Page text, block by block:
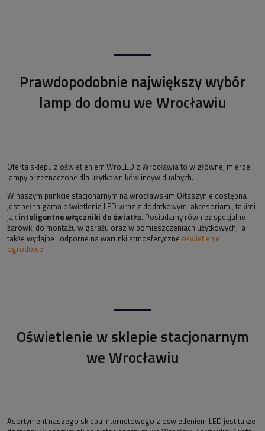
Prawdopodobnie największy wybór
lamp do domu we Wrocławiu
Oferta sklepu z oświetleniem WroLED z Wrocławia to w głównej mierze
lampy przeznaczone dla użytkowników indywidualnych.
W naszym punkcie stacjonarnym na wrocławskim Ołtaszynie dostępna
jest pełna gama oświetlenia LED wraz z dodatkowymi akcesoriami, takimi
jak inteligentne włączniki do światła. Posiadamy również specjalne
żarówki do montażu w garażu oraz w pomieszczeniach użytkowych, a
także wydajne i odporne na warunki atmosferyczne oświetlenie
ogrodowe.
Oświetlenie w sklepie stacjonarnym
we Wrocławiu
Asortyment naszego sklepu internetowego z oświetleniem LED jest także